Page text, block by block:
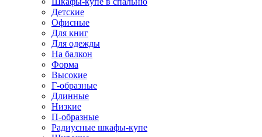
Детские
Офисные
Для книг
Для одежды
На балкон
Форма
Высокие
Г-образные
Длинные
Низкие
П-образные
Радиусные шкафы-купе